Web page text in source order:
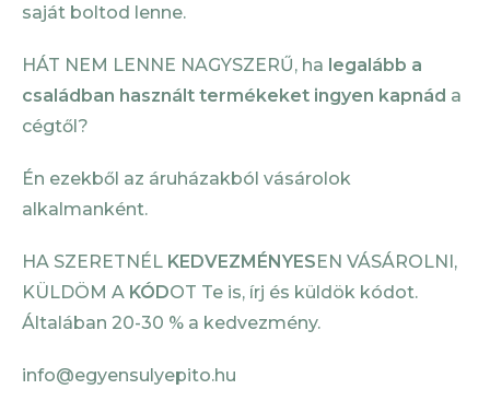
saját boltod lenne.
HÁT NEM LENNE NAGYSZERŰ, ha legalább a
családban használt termékeket ingyen kapnád a
cégtől?
Én ezekből az áruházakból vásárolok
alkalmanként.
HA SZERETNÉL KEDVEZMÉNYESEN VÁSÁROLNI,
KÜLDÖM A KÓDOT Te is, írj és küldök kódot.
Általában 20-30 % a kedvezmény.
info@egyensulyepito.hu